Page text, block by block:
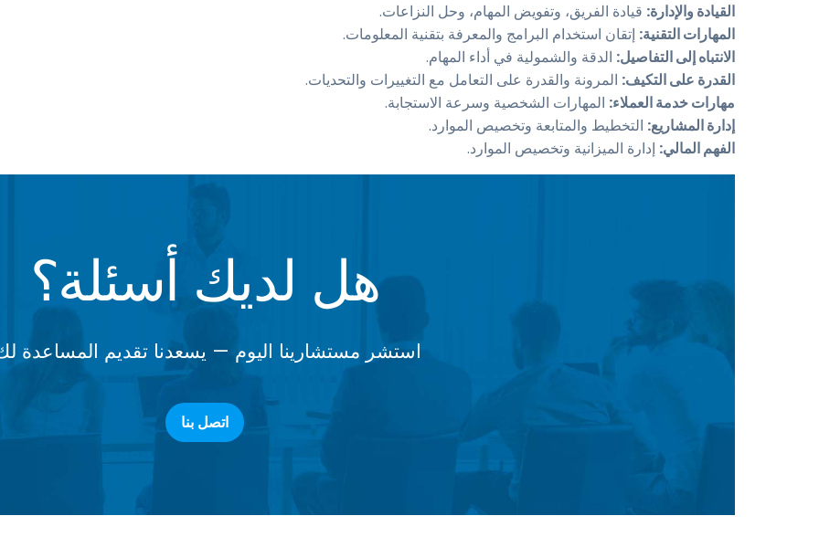
القيادة والإدارة: قيادة الفريق، وتفويض المهام، وحل النزاعات.
المهارات التقنية: إتقان استخدام البرامج والمعرفة بتقنية المعلومات.
الانتباه إلى التفاصيل: الدقة والشمولية في أداء المهام.
القدرة على التكيف: المرونة والقدرة على التعامل مع التغييرات والتحديات.
مهارات خدمة العملاء: المهارات الشخصية وسرعة الاستجابة.
إدارة المشاريع: التخطيط والمتابعة وتخصيص الموارد.
الفهم المالي: إدارة الميزانية وتخصيص الموارد.
هل لديك أسئلة؟
استشر مستشارينا اليوم — يسعدنا تقديم المساعدة
اتصل بنا